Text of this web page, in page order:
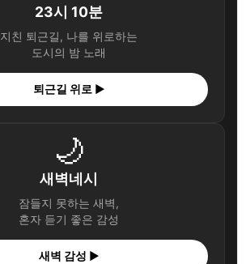
23시 10분
지친 퇴근길, 나를 위로하는
도시의 밤 노래
퇴근길 위로 ▶
🌙
새벽네시
잠들지 못하는 새벽,
혼자 듣기 좋은 감성
새벽 감성 ▶